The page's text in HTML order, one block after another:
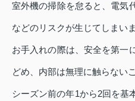
室外機の掃除を怠ると、電気
などのリスクが生じてしまいま
お手入れの際は、安全を第一
どめ、内部は無理に触らない
シーズン前の年1から2回を基